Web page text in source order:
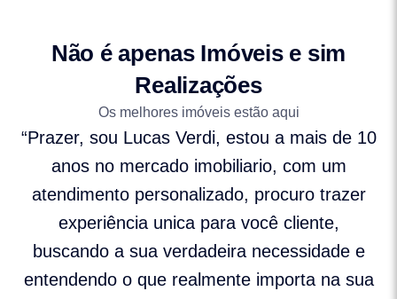
Não é apenas Imóveis e sim
Realizações
Os melhores imóveis estão aqui
“Prazer, sou Lucas Verdi, estou a mais de 10
anos no mercado imobiliario, com um
atendimento personalizado, procuro trazer
experiência unica para você cliente,
buscando a sua verdadeira necessidade e
entendendo o que realmente importa na sua